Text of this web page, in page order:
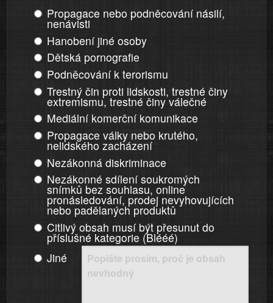
Propagace nebo podněcování násilí,
nenávisti
Hanobení jiné osoby
Dětská pornografie
Podněcování k terorismu
Trestný čin proti lidskosti, trestné činy
extremismu, trestné činy válečné
Mediální komerční komunikace
Propagace války nebo krutého,
nelidského zacházení
Nezákonná diskriminace
Nezákonné sdílení soukromých
snímků bez souhlasu, online
pronásledování, prodej nevyhovujících
nebo padělaných produktů
Citlivý obsah musí být přesunut do
příslušné kategorie (Blééé)
Jiné